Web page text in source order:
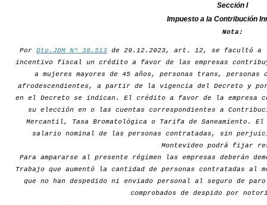
Sección I
Impuesto a la Contribución
Nota:
Por Dto.JDM Nº 38.513 de 29.12.2023, art. 12, se facultó a
incentivo fiscal un crédito a favor de las empresas
a mujeres mayores de 45 años, personas trans,
afrodescendientes, a partir de la vigencia del Decreto y
en el Decreto se indican. El crédito a favor de la empresa
su elección en o las cuentas correspondientes a
Mercantil, Tasa Bromatológica o Tarifa de Saneamiento.
salario nominal de las personas contratadas, sin
Montevideo podrá fijar
Para ampararse al presente régimen las empresas deberán
Trabajo que aumentó la cantidad de personas contratadas
que no han despedido ni enviado personal al seguro de
comprobados de despido por